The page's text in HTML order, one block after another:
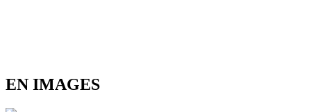
EN IMAGES